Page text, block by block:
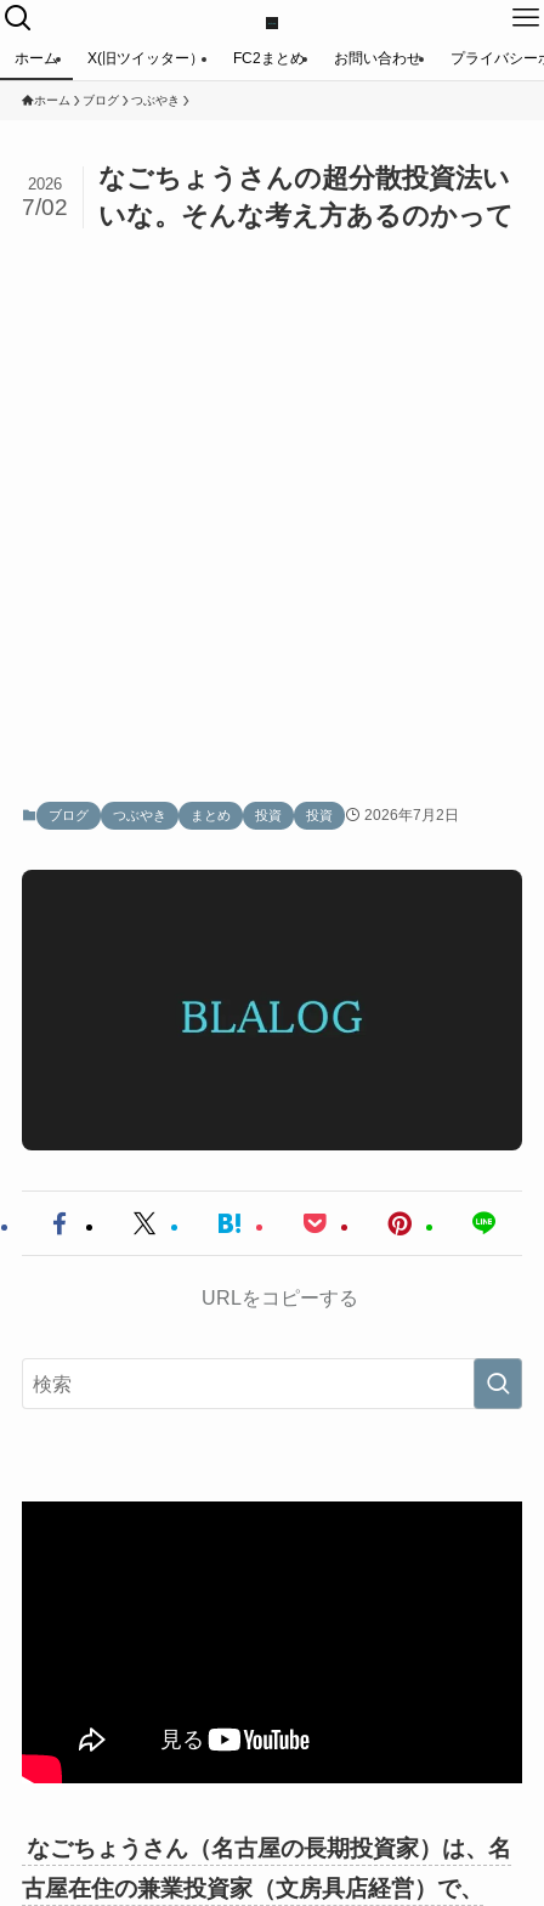
ホーム X(旧ツイッター） FC2まとめ お問い合わせ プライバシー
ホーム ブログ つぶやき
なごちょうさんの超分散投資法い
いな。そんな考え方あるのかって
2026
7/02
ブログ つぶやき まとめ 投資 投資 2026年7月2日
URLをコピーする
なごちょうさん（名古屋の長期投資家）は、名
古屋在住の兼業投資家（文房具店経営）で、